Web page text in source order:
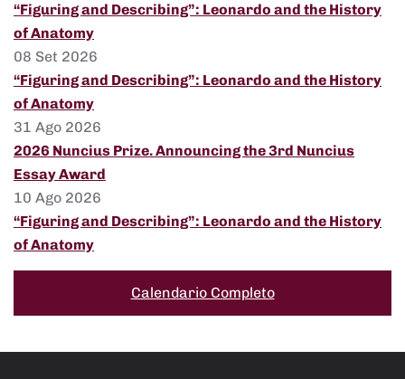
“Figuring and Describing”: Leonardo and the History
of Anatomy
08 Set 2026
“Figuring and Describing”: Leonardo and the History
of Anatomy
31 Ago 2026
2026 Nuncius Prize. Announcing the 3rd Nuncius
Essay Award
10 Ago 2026
“Figuring and Describing”: Leonardo and the History
of Anatomy
Calendario Completo